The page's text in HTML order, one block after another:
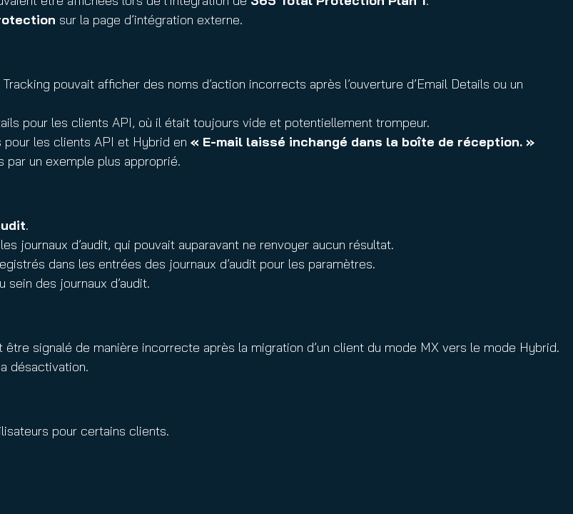
sur la page d’intégration externe.
pouvait afficher des noms d’action incorrects après l’ouverture d’Email Details ou un
pour les clients API, où il était toujours vide et potentiellement trompeur.
pour les clients API et Hybrid en « E-mail laissé inchangé dans la boîte de réception. »
par un exemple plus approprié.
.
journaux d’audit, qui pouvait auparavant ne renvoyer aucun résultat.
dans les entrées des journaux d’audit pour les paramètres.
sein des journaux d’audit.
être signalé de manière incorrecte après la migration d’un client du mode MX vers le mode Hybrid.
désactivation.
pour certains clients.